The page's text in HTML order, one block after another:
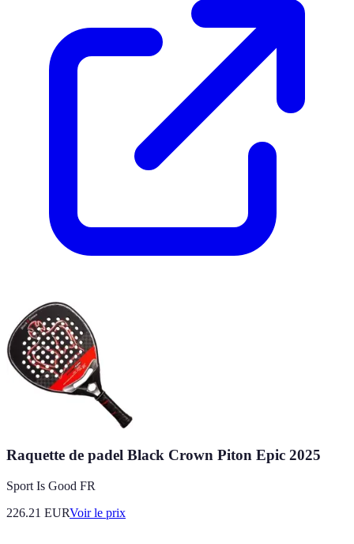
Raquette de padel Black Crown Piton Epic 2025
Sport Is Good FR
226.21 EURVoir le prix